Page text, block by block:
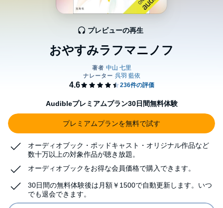
おやすみラフマニノフ
プレビューの再生
Audibleプレミアムプラン30日間無料体験
プレミアムプランを無料で試す
オーディオブック・ポッドキャスト・オリジナル作品など
数十万以上の対象作品が聴き放題。
オーディオブックをお得な会員価格で購入できます。
30日間の無料体験後は月額￥1500で自動更新します。いつ
でも退会できます。